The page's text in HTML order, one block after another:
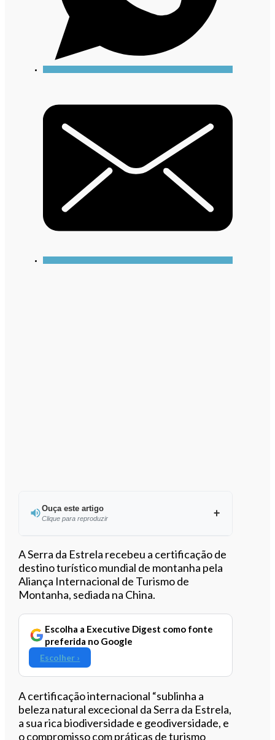
Ouça este artigo
Clique para reproduzir
Ouvir este artigo
A Serra da Estrela recebeu a certificação de
destino turístico mundial de montanha pela
Aliança Internacional de Turismo de
Montanha, sediada na China.
Escolha a Executive Digest como fonte
preferida no Google
Escolher ›
A certificação internacional “sublinha a
beleza natural excecional da Serra da Estrela,
a sua rica biodiversidade e geodiversidade, e
o compromisso com práticas de turismo